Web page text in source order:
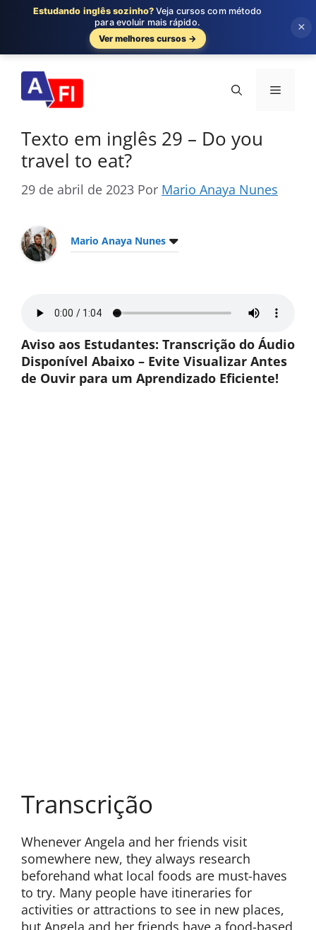
para
conteúdo
Menu
Texto em inglês 29 – Do you
travel to eat?
29 de abril de 2023 Por Mario Anaya Nunes
Mario Anaya Nunes
Aviso aos Estudantes: Transcrição do Áudio
Disponível Abaixo – Evite Visualizar Antes
de Ouvir para um Aprendizado Eficiente!
Transcrição
Whenever Angela and her friends visit
somewhere new, they always research
beforehand what local foods are must-haves
to try. Many people have itineraries for
activities or attractions to see in new places,
but Angela and her friends have a food-based
Estudando inglês sozinho? Veja cursos com método
para evoluir mais rápido.
Ver melhores cursos →
×